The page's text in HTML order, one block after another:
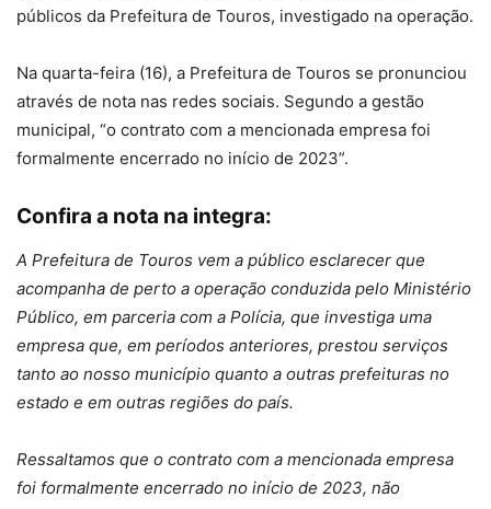
públicos da Prefeitura de Touros, investigado na operação.
Na quarta-feira (16), a Prefeitura de Touros se pronunciou
através de nota nas redes sociais. Segundo a gestão
municipal, “o contrato com a mencionada empresa foi
formalmente encerrado no início de 2023”.
Confira a nota na integra:
A Prefeitura de Touros vem a público esclarecer que
acompanha de perto a operação conduzida pelo Ministério
Público, em parceria com a Polícia, que investiga uma
empresa que, em períodos anteriores, prestou serviços
tanto ao nosso município quanto a outras prefeituras no
estado e em outras regiões do país.
Ressaltamos que o contrato com a mencionada empresa
foi formalmente encerrado no início de 2023, não